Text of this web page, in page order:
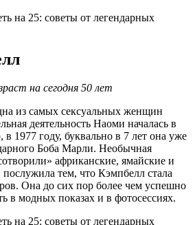
на сегодня 50 лет
из самых сексуальных женщин
деятельность Наоми началась в
в 1977 году, буквально в 7 лет она уже
Боба Марли. Необычная
африканские, ямайские и
тем, что Кэмпбелл стала
Она до сих пор более чем успешно
в модных показах и в фотосессиях.